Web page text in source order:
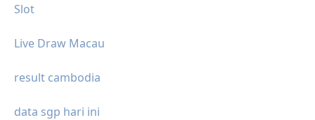
Slot
Live Draw Macau
result cambodia
data sgp hari ini